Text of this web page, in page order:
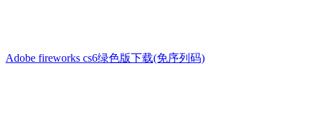
Adobe fireworks cs6绿色版下载(免序列码)